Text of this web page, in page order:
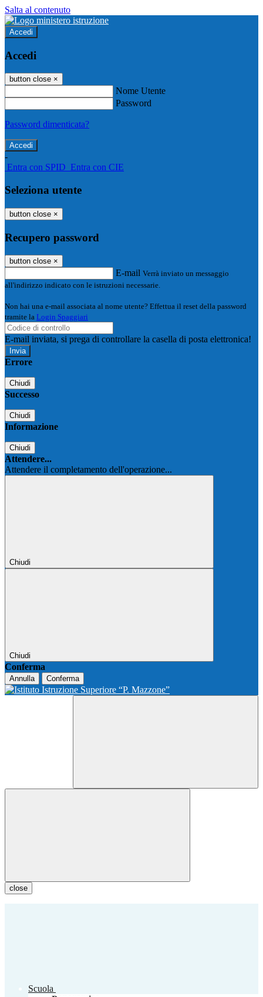
Salta al contenuto
Accedi
Accedi
button close ×
Nome Utente
Password
Password dimenticata?
-
Entra con SPID Entra con CIE
Seleziona utente
button close ×
Recupero password
button close ×
E-mail Verrà inviato un messaggio
all'indirizzo indicato con le istruzioni necessarie.
Non hai una e-mail associata al nome utente? Effettua il reset della password
tramite la Login Spaggiari
E-mail inviata, si prega di controllare la casella di posta elettronica!
Errore
Chiudi
Successo
Chiudi
Informazione
Chiudi
Attendere...
Attendere il completamento dell'operazione...
Chiudi
Chiudi
Conferma
Annulla Conferma
close
Scuola